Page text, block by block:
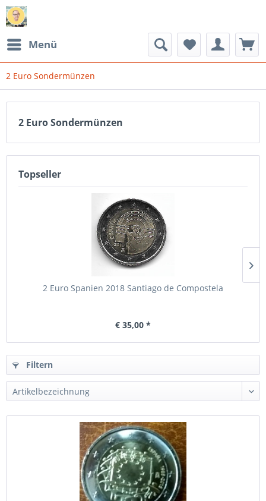
Menü
2 Euro Sondermünzen
2 Euro Sondermünzen
Topseller
2 Euro Spanien 2018 Santiago de Compostela
€ 35,00 *
Filtern